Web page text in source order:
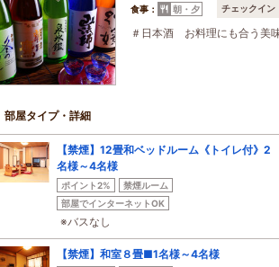
食事： 朝・夕 チェックイン
＃日本酒 お料理にも合う美
部屋タイプ・詳細
【禁煙】12畳和ベッドルーム《トイレ付》2
名様～4名様
ポイント2%
禁煙ルーム
部屋でインターネットOK
※バスなし
【禁煙】和室８畳■1名様～4名様